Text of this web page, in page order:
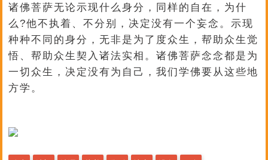
诸佛菩萨无论示现什么身分，同样的自在，为什
么?他不执着、不分别，决定没有一个妄念。示现
种种不同的身分，无非是为了度众生，帮助众生觉
悟、帮助众生契入诸法实相。诸佛菩萨念念都是为
一切众生，决定没有为自己，我们学佛要从这些地
方学。